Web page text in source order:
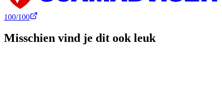
100/100
Misschien vind je dit ook leuk